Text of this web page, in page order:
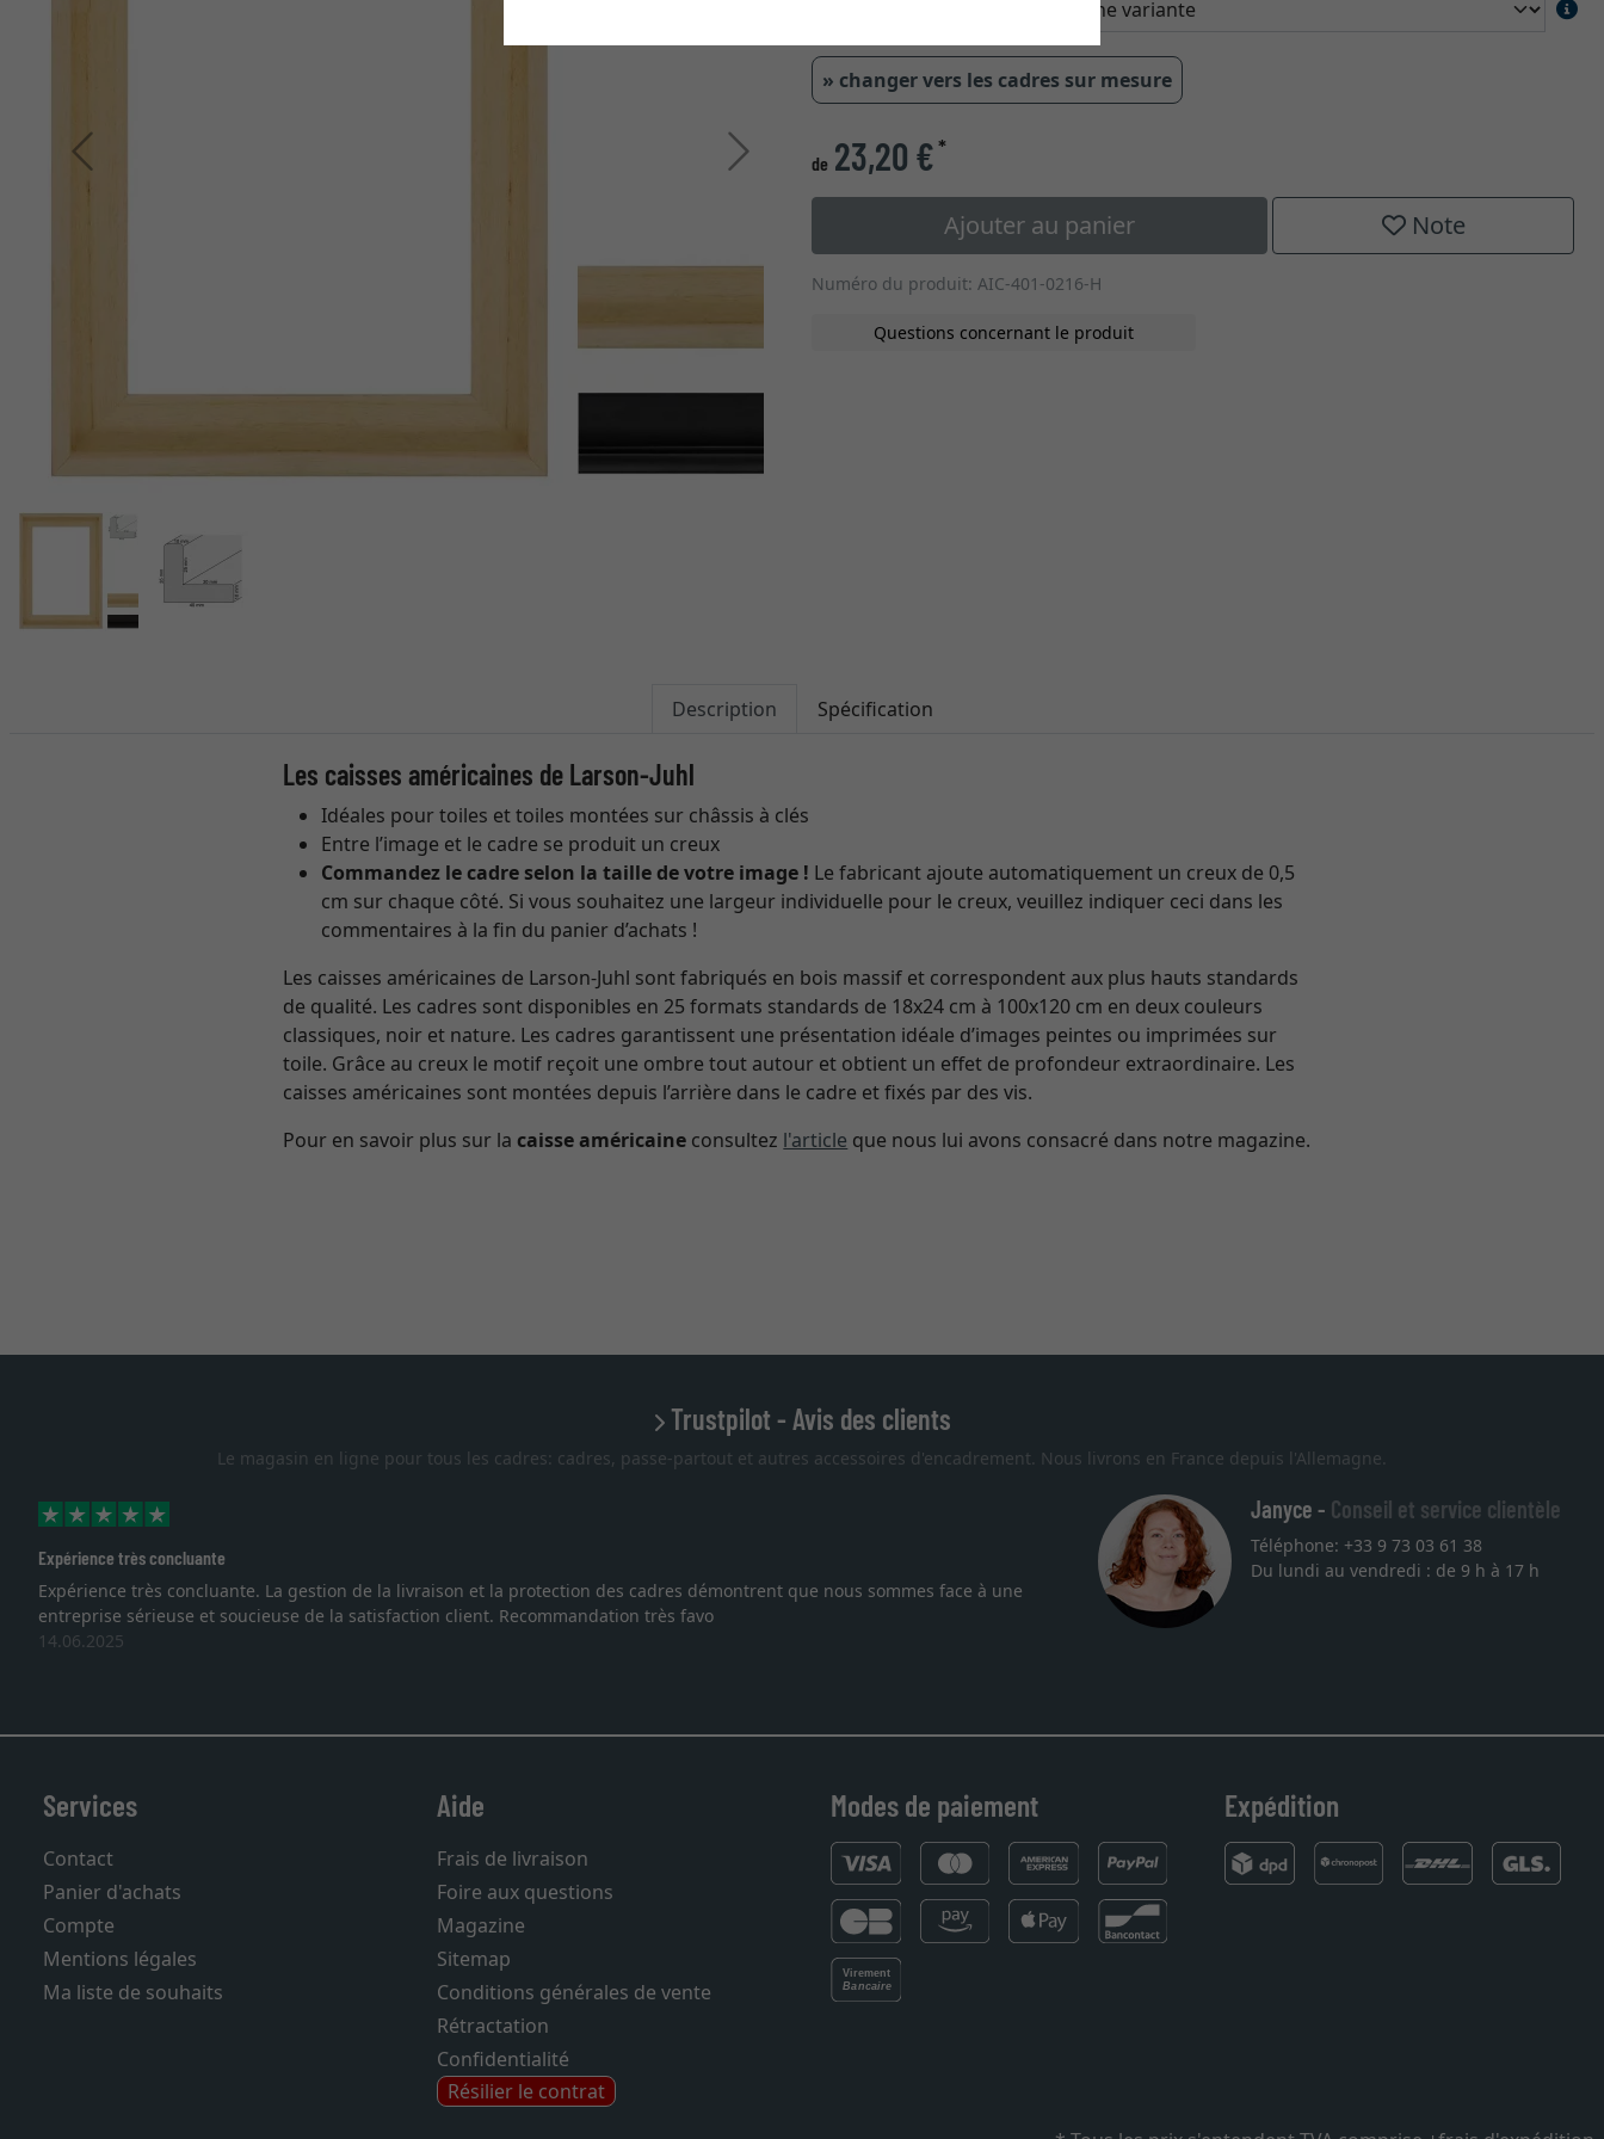
Retour Continuer
» changer vers les cadres sur mesure
de 23,20 €*
Ajouter au panier Note
Numéro du produit: AIC-401-0216-H
Questions concernant le produit
Description Spécification
Les caisses américaines de Larson-Juhl
Idéales pour toiles et toiles montées sur châssis à clés
Entre l’image et le cadre se produit un creux
Commandez le cadre selon la taille de votre image ! Le fabricant ajoute automatiquement un creux de 0,5
cm sur chaque côté. Si vous souhaitez une largeur individuelle pour le creux, veuillez indiquer ceci dans les
commentaires à la fin du panier d’achats !
Les caisses américaines de Larson-Juhl sont fabriqués en bois massif et correspondent aux plus hauts standards
de qualité. Les cadres sont disponibles en 25 formats standards de 18x24 cm à 100x120 cm en deux couleurs
classiques, noir et nature. Les cadres garantissent une présentation idéale d’images peintes ou imprimées sur
toile. Grâce au creux le motif reçoit une ombre tout autour et obtient un effet de profondeur extraordinaire. Les
caisses américaines sont montées depuis l’arrière dans le cadre et fixés par des vis.
Pour en savoir plus sur la caisse américaine consultez l'article que nous lui avons consacré dans notre magazine.
Trustpilot - Avis des clients
Le magasin en ligne pour tous les cadres: cadres, passe-partout et autres accessoires d'encadrement. Nous livrons en France depuis l'Allemagne.
Expérience très concluante
Expérience très concluante. La gestion de la livraison et la protection des cadres démontrent que nous sommes face à une
entreprise sérieuse et soucieuse de la satisfaction client. Recommandation très favo
14.06.2025
Janyce - Conseil et service clientèle
Téléphone: +33 9 73 03 61 38
Du lundi au vendredi : de 9 h à 17 h
Services
Contact
Panier d'achats
Compte
Mentions légales
Ma liste de souhaits
Aide
Frais de livraison
Foire aux questions
Magazine
Sitemap
Conditions générales de vente
Rétractation
Confidentialité
Résilier le contrat
Modes de paiement Expédition